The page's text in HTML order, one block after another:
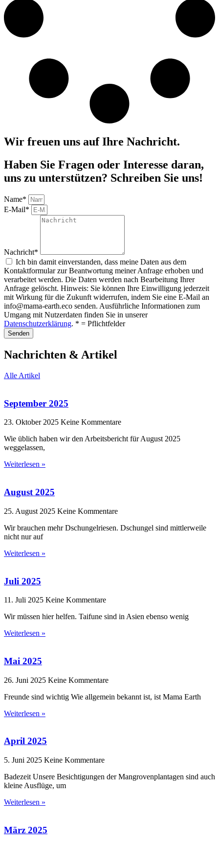
Wir freuen uns auf Ihre Nachricht.
Haben Sie Fragen oder Interesse daran,
uns zu unterstützen? Schreiben Sie uns!
Name*
E-Mail*
Nachricht*
Ich bin damit einverstanden, dass meine Daten aus dem
Kontaktformular zur Beantwortung meiner Anfrage erhoben und
verarbeitet werden. Die Daten werden nach Bearbeitung Ihrer
Anfrage gelöscht. Hinweis: Sie können Ihre Einwilligung jederzeit
mit Wirkung für die Zukunft widerrufen, indem Sie eine E-Mail an
info@mama-earth.eco senden. Ausführliche Informationen zum
Umgang mit Nutzerdaten finden Sie in unserer
Datenschutzerklärung. * = Pflichtfelder
Senden
Nachrichten & Artikel
Alle Artikel
September 2025
23. Oktober 2025 Keine Kommentare
Wie üblich haben wir den Arbeitsbericht für August 2025
weggelassen,
Weiterlesen »
August 2025
25. August 2025 Keine Kommentare
Wir brauchen mehr Dschungelriesen. Dschungel sind mittlerweile
nicht nur auf
Weiterlesen »
Juli 2025
11. Juli 2025 Keine Kommentare
Wir müssen hier helfen. Taifune sind in Asien ebenso wenig
Weiterlesen »
Mai 2025
26. Juni 2025 Keine Kommentare
Freunde sind wichtig Wie allgemein bekannt ist, ist Mama Earth
Weiterlesen »
April 2025
5. Juni 2025 Keine Kommentare
Badezeit Unsere Besichtigungen der Mangrovenplantagen sind auch
kleine Ausflüge, um
Weiterlesen »
März 2025